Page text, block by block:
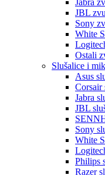
Jabra
JBL
Sony
White
Ostali
Slušalice i
Asus
Corsair
Jabra
JBL
Sony
White
Philips
Razer